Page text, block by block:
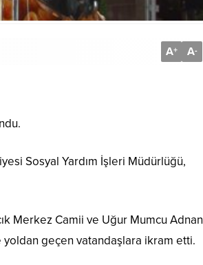
A+ A-
Sosyal Yardım İşleri Müdürlüğü,
Merkez Camii ve Uğur Mumcu Adnan
yoldan geçen vatandaşlara ikram etti.